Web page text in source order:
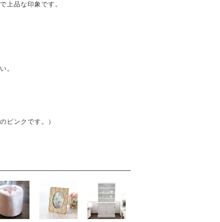
上品な印象です。
。
ピンクです。）